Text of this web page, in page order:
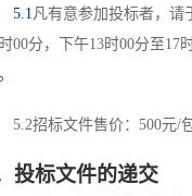
5.1凡有意参加投标者，请
时00分，下午13时00分至17
5.2招标文件售价： 500元/
投标文件的递交